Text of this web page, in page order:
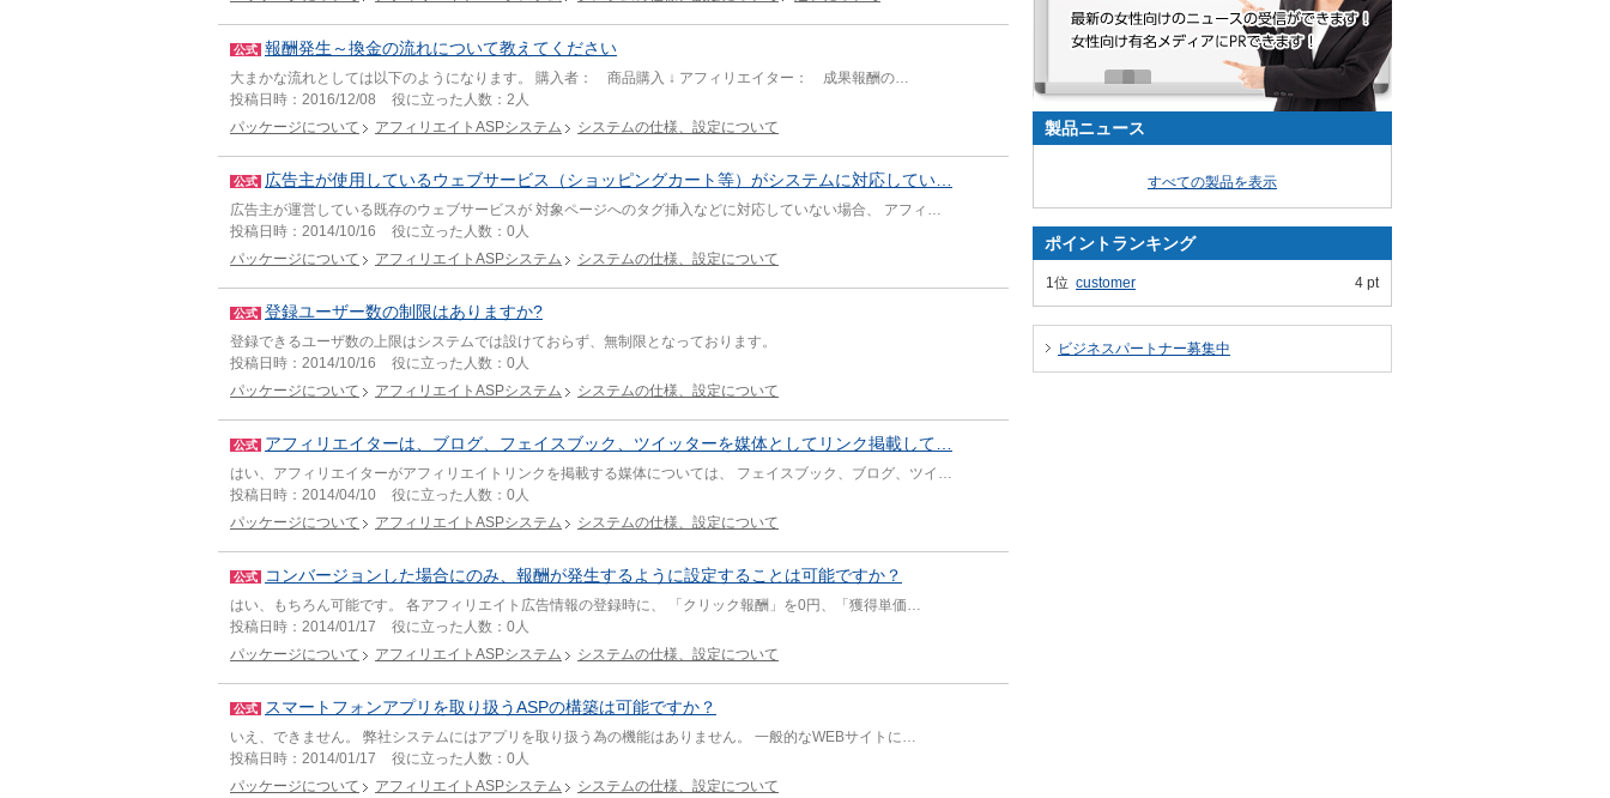
公式 報酬発生～換金の流れについて教えてください
大まかな流れとしては以下のようになります。 購入者： 商品購入 ↓ アフィリエイター： 成果報酬の…
投稿日時： 2016/12/08 役に立った人数： 2人
パッケージについて
アフィリエイトASPシステム システムの仕様、設定について
公式 広告主が使用しているウェブサービス（ショッピングカート等）がシステムに対応してい…
広告主が運営している既存のウェブサービスが 対象ページへのタグ挿入などに対応していない場合、 アフィ…
投稿日時： 2014/10/16 役に立った人数： 0人
パッケージについて
アフィリエイトASPシステム システムの仕様、設定について
公式 登録ユーザー数の制限はありますか?
登録できるユーザ数の上限はシステムでは設けておらず、無制限となっております。
投稿日時： 2014/10/16 役に立った人数： 0人
パッケージについて
アフィリエイトASPシステム システムの仕様、設定について
公式 アフィリエイターは、ブログ、フェイスブック、ツイッターを媒体としてリンク掲載して…
はい、アフィリエイターがアフィリエイトリンクを掲載する媒体については、 フェイスブック、ブログ、ツイ…
投稿日時： 2014/04/10 役に立った人数： 0人
パッケージについて
アフィリエイトASPシステム システムの仕様、設定について
公式 コンバージョンした場合にのみ、報酬が発生するように設定することは可能ですか？
はい、もちろん可能です。 各アフィリエイト広告情報の登録時に、 「クリック報酬」を0円、「獲得単価…
投稿日時： 2014/01/17 役に立った人数： 0人
パッケージについて
アフィリエイトASPシステム システムの仕様、設定について
公式 スマートフォンアプリを取り扱うASPの構築は可能ですか？
いえ、できません。 弊社システムにはアプリを取り扱う為の機能はありません。 一般的なWEBサイトに…
投稿日時： 2014/01/17 役に立った人数： 0人
パッケージについて
アフィリエイトASPシステム システムの仕様、設定について
製品ニュース
すべての製品を表示
ポイントランキング
1位 customer 4 pt
ビジネスパートナー募集中